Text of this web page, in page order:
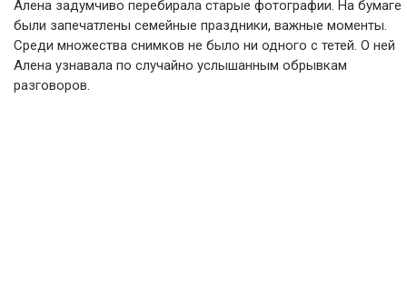
Алена задумчиво перебирала старые фотографии. На бумаге
были запечатлены семейные праздники, важные моменты.
Среди множества снимков не было ни одного с тетей. О ней
Алена узнавала по случайно услышанным обрывкам
разговоров.